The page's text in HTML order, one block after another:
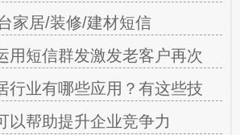
家居/装修/建材短信
用短信群发激发老客户再次
行业有哪些应用？有这些技
以帮助提升企业竞争力